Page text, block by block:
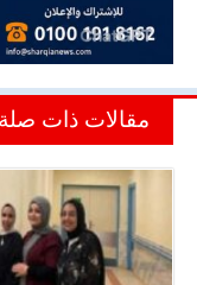
مقالات ذات صلة